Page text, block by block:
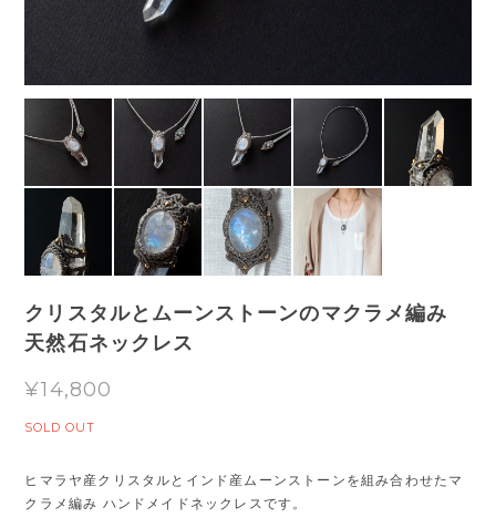
クリスタルとムーンストーンのマクラメ編み
天然石ネックレス
¥14,800
SOLD OUT
ヒマラヤ産クリスタルとインド産ムーンストーンを組み合わせたマ
クラメ編み ハンドメイドネックレスです。